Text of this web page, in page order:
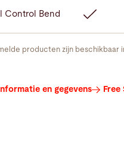
Control Bend
producten zijn beschikbaar
en gegevens